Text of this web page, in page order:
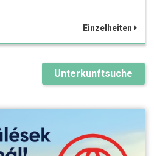
Einzelheiten
Unterkunftsuche